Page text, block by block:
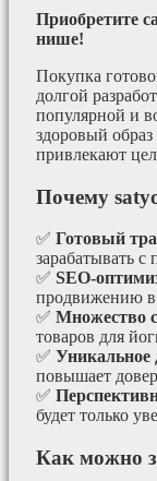
Приобретите
нише!
Покупка
долгой
популярной и
здоровый
привлекают
Почему
✅ Готовый
зарабатывать с
✅ SEO-
продвижению в
✅ Множество
товаров для
✅ Уникальное
повышает
✅
будет только
Как можно